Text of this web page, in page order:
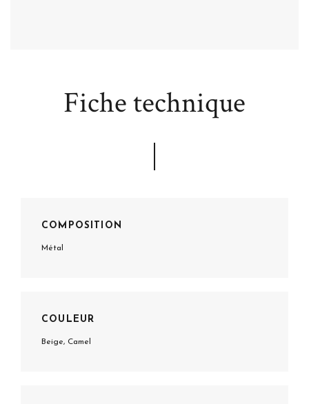
Fiche technique
COMPOSITION
Métal
COULEUR
Beige, Camel